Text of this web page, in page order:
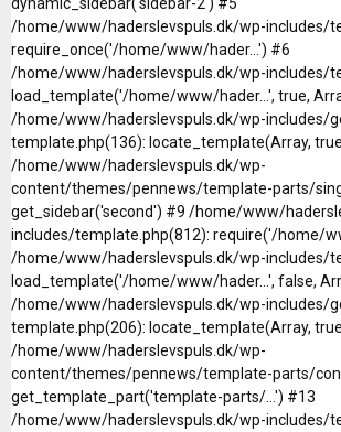
/home/www/haderslevspuls.dk/wp-includes/
require_once('/home/www/hader...') #6
/home/www/haderslevspuls.dk/wp-includes/
load_template('/home/www/hader...', true,
/home/www/haderslevspuls.dk/wp-includes/
template.php(136): locate_template(Array,
/home/www/haderslevspuls.dk/wp-
content/themes/pennews/template-parts/
get_sidebar('second') #9 /home/www/
includes/template.php(812): require('/home/
/home/www/haderslevspuls.dk/wp-includes/
load_template('/home/www/hader...', false,
/home/www/haderslevspuls.dk/wp-includes/
template.php(206): locate_template(Array,
/home/www/haderslevspuls.dk/wp-
content/themes/pennews/template-parts/
get_template_part('template-parts/...') #13
/home/www/haderslevspuls.dk/wp-includes/